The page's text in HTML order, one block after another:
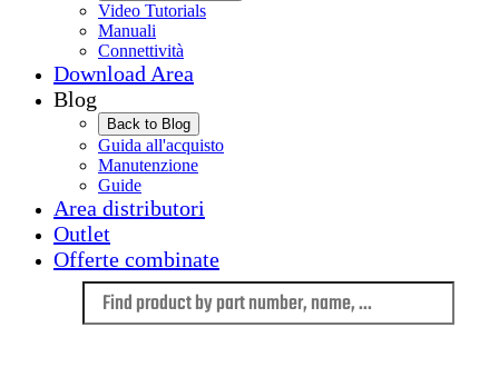
Video Tutorials
Manuali
Connettività
Download Area
Blog
Back to Blog
Guida all'acquisto
Manutenzione
Guide
Area distributori
Outlet
Offerte combinate